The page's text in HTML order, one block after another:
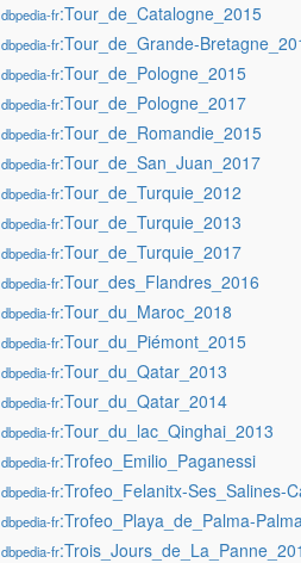
dbpedia-fr:Tour_de_Catalogne_2015
dbpedia-fr:Tour_de_Grande-
dbpedia-fr:Tour_de_Pologne_2015
dbpedia-fr:Tour_de_Pologne_2017
dbpedia-fr:Tour_de_Romandie_2015
dbpedia-fr:Tour_de_San_Juan_2017
dbpedia-fr:Tour_de_Turquie_2012
dbpedia-fr:Tour_de_Turquie_2013
dbpedia-fr:Tour_de_Turquie_2017
dbpedia-fr:Tour_des_Flandres_2016
dbpedia-fr:Tour_du_Maroc_2018
dbpedia-fr:Tour_du_Piémont_2015
dbpedia-fr:Tour_du_Qatar_2013
dbpedia-fr:Tour_du_Qatar_2014
dbpedia-fr:Tour_du_lac_Qinghai_2013
dbpedia-fr:Trofeo_Emilio_Paganessi
dbpedia-fr:Trofeo_Felanitx-Ses_Salines-
dbpedia-fr:Trofeo_Playa_de_Palma-
dbpedia-fr